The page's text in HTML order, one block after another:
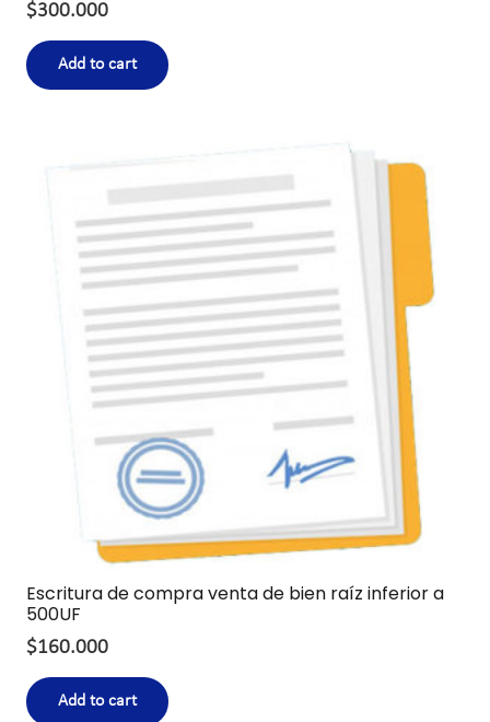
$300.000
Add to cart
Escritura de compra venta de bien raíz inferior a
500UF
$160.000
Add to cart